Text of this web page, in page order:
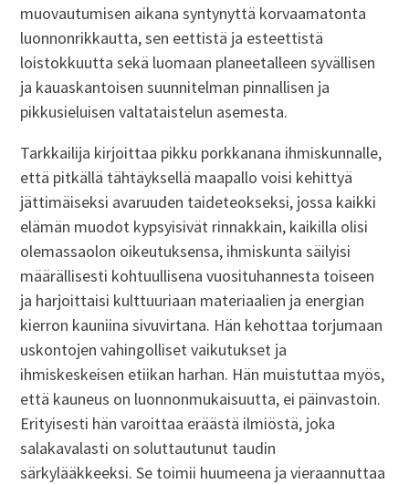
muovautumisen aikana syntynyttä korvaamatonta
luonnonrikkautta, sen eettistä ja esteettistä
loistokkuutta sekä luomaan planeetalleen syvällisen
ja kauaskantoisen suunnitelman pinnallisen ja
pikkusieluisen valtataistelun asemesta.
Tarkkailija kirjoittaa pikku porkkanana ihmiskunnalle,
että pitkällä tähtäyksellä maapallo voisi kehittyä
jättimäiseksi avaruuden taideteokseksi, jossa kaikki
elämän muodot kypsyisivät rinnakkain, kaikilla olisi
olemassaolon oikeutuksensa, ihmiskunta säilyisi
määrällisesti kohtuullisena vuosituhannesta toiseen
ja harjoittaisi kulttuuriaan materiaalien ja energian
kierron kauniina sivuvirtana. Hän kehottaa torjumaan
uskontojen vahingolliset vaikutukset ja
ihmiskeskeisen etiikan harhan. Hän muistuttaa myös,
että kauneus on luonnonmukaisuutta, ei päinvastoin.
Erityisesti hän varoittaa eräästä ilmiöstä, joka
salakavalasti on soluttautunut taudin
särkylääkkeeksi. Se toimii huumeena ja vieraannuttaa